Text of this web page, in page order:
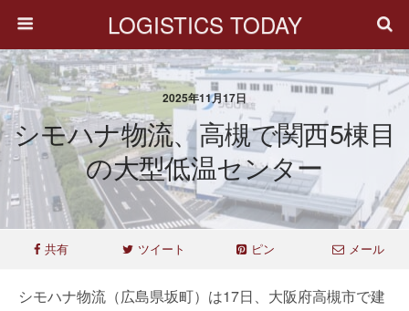
LOGISTICS TODAY
2025年11月17日
シモハナ物流、高槻で関西5棟目
の大型低温センター
共有 ツイート ピン メール
シモハナ物流（広島県坂町）は17日、大阪府高槻市で建